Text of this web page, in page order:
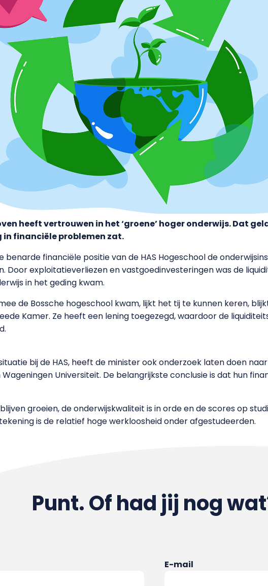
heeft vertrouwen in het ‘groene’ hoger onderwijs. Dat
in financiële problemen zat.
benarde financiële positie van de HAS Hogeschool de
Door exploitatieverliezen en vastgoedinvesteringen was de
in het geding kwam.
de Bossche hogeschool kwam, lijkt het tij te kunnen keren,
Kamer. Ze heeft een lening toegezegd, waardoor de
bij de HAS, heeft de minister ook onderzoek laten doen
Universiteit. De belangrijkste conclusie is dat hun
groeien, de onderwijskwaliteit is in orde en de scores op
is de relatief hoge werkloosheid onder afgestudeerden.
Punt. Of had jij nog
E-mail